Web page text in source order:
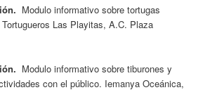
Modulo informativo sobre tortugas
Las Playitas, A.C. Plaza
Modulo informativo sobre tiburones y
con el público. Iemanya Oceánica,